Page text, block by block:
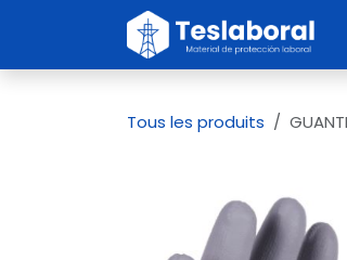
Se rendre au contenu
Tous les produits